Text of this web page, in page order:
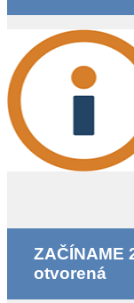
ZAČÍNAME
otvorená